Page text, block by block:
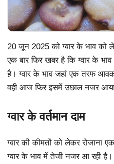
20 जून 2025 को ग्वार के भाव को
एक बार फिर खबर है कि ग्वार के
है। ग्वार के भाव जहां एक तरफ
वही आज फिर इसमें उछाल नजर
ग्वार के वर्तमान दाम
ग्वार की कीमतों को लेकर रोजाना
ग्वार के भाव में तेजी नजर आ रही